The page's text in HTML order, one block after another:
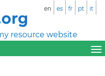
resource website
en es fr pt it